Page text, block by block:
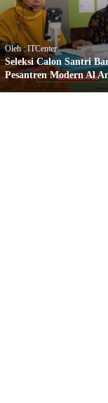
Oleh : ITCenter
Seleksi Calon Santri
Pesantren Modern Al